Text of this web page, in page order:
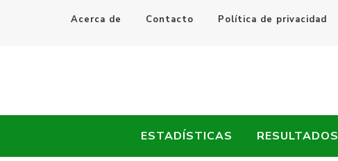
Acerca de Contacto Política de privacidad
Every Fútbol
ESTADÍSTICAS RESULTADOS